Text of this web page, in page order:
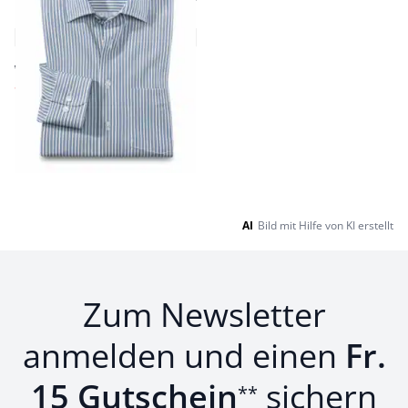
Relax
4,0 (4)
ab Fr. 149,99
ab Fr. 54,99 (-63%)
Seite 1 geladen. Zeige Produkte 1 bis 9 von 9.
AI Bild mit Hilfe von KI erstellt
Zum Newsletter
anmelden und einen Fr.
15 Gutschein** sichern